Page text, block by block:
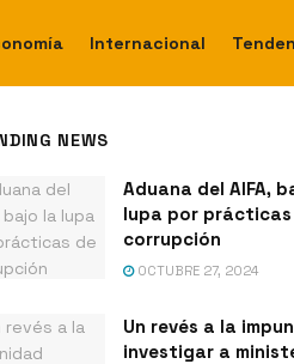
Internacional
NEWS
Aduana del AIFA,
lupa por
corrupción
OCTUBRE 27, 2024
Un revés a la
investigar a